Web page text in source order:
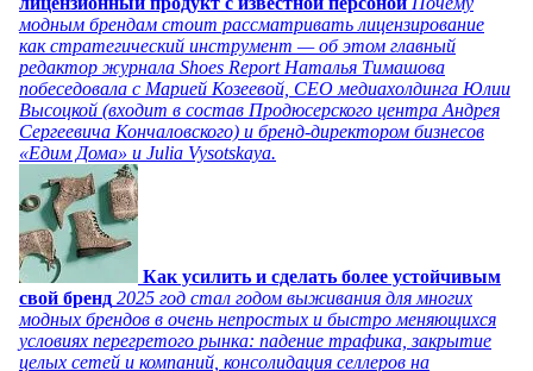
модным брендам стоит рассматривать лицензирование
как стратегический инструмент — об этом главный
редактор журнала Shoes Report Наталья Тимашова
побеседовала с Марией Козеевой, СЕО медиахолдинга Юлии
Высоцкой (входит в состав Продюсерского центра Андрея
Сергеевича Кончаловского) и бренд-директором бизнесов
«Едим Дома» и Julia Vysotskaya.
Как усилить и сделать более устойчивым
свой бренд 2025 год стал годом выживания для многих
модных брендов в очень непростых и быстро меняющихся
условиях перегретого рынка: падение трафика, закрытие
целых сетей и компаний, консолидация селлеров на